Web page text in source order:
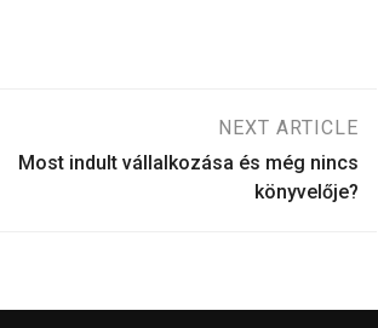
NEXT ARTICLE
Most indult vállalkozása és még nincs
könyvelője?